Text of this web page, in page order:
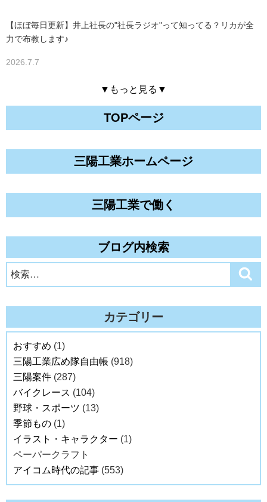
【ほぼ毎日更新】井上社長の"社長ラジオ"って知ってる？リカが全
力で布教します♪
2026.7.7
▼もっと見る▼
TOPページ
三陽工業ホームページ
三陽工業で働く
ブログ内検索
検
索:
カテゴリー
おすすめ (1)
三陽工業広め隊自由帳 (918)
三陽案件 (287)
バイクレース (104)
野球・スポーツ (13)
季節もの (1)
イラスト・キャラクター (1)
ペーパークラフト
アイコム時代の記事 (553)